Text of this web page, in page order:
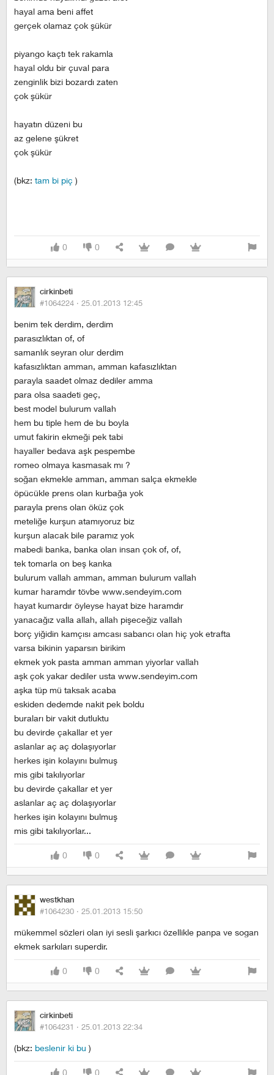
hayal ama beni affet
gerçek olamaz çok şükür
piyango kaçtı tek rakamla
hayal oldu bir çuval para
zenginlik bizi bozardı zaten
çok şükür
hayatın düzeni bu
az gelene şükret
çok şükür
(bkz: tam bi piç )
0 0
cirkinbeti
#1064224 · 25.01.2013 12:45
benim tek derdim, derdim
parasızlıktan of, of
samanlık seyran olur derdim
kafasızlıktan amman, amman kafasızlıktan
parayla saadet olmaz dediler amma
para olsa saadeti geç,
best model bulurum vallah
hem bu tiple hem de bu boyla
umut fakirin ekmeği pek tabi
hayaller bedava aşk pespembe
romeo olmaya kasmasak mı ?
soğan ekmekle amman, amman salça ekmekle
öpücükle prens olan kurbağa yok
parayla prens olan öküz çok
meteliğe kurşun atamıyoruz biz
kurşun alacak bile paramız yok
mabedi banka, banka olan insan çok of, of,
tek tomarla on beş kanka
bulurum vallah amman, amman bulurum vallah
kumar haramdır tövbe www.sendeyim.com
hayat kumardır öyleyse hayat bize haramdır
yanacağız valla allah, allah pişeceğiz vallah
borç yiğidin kamçısı amcası sabancı olan hiç yok etrafta
varsa bikinin yaparsın birikim
ekmek yok pasta amman amman yiyorlar vallah
aşk çok yakar dediler usta www.sendeyim.com
aşka tüp mü taksak acaba
eskiden dedemde nakit pek boldu
buraları bir vakit dutluktu
bu devirde çakallar et yer
aslanlar aç aç dolaşıyorlar
herkes işin kolayını bulmuş
mis gibi takılıyorlar
bu devirde çakallar et yer
aslanlar aç aç dolaşıyorlar
herkes işin kolayını bulmuş
mis gibi takılıyorlar...
0 0
westkhan
#1064230 · 25.01.2013 15:50
mükemmel sözleri olan iyi sesli şarkıcı özellikle panpa ve sogan
ekmek sarkıları superdir.
0 0
cirkinbeti
#1064231 · 25.01.2013 22:34
(bkz: beslenir ki bu )
0 0